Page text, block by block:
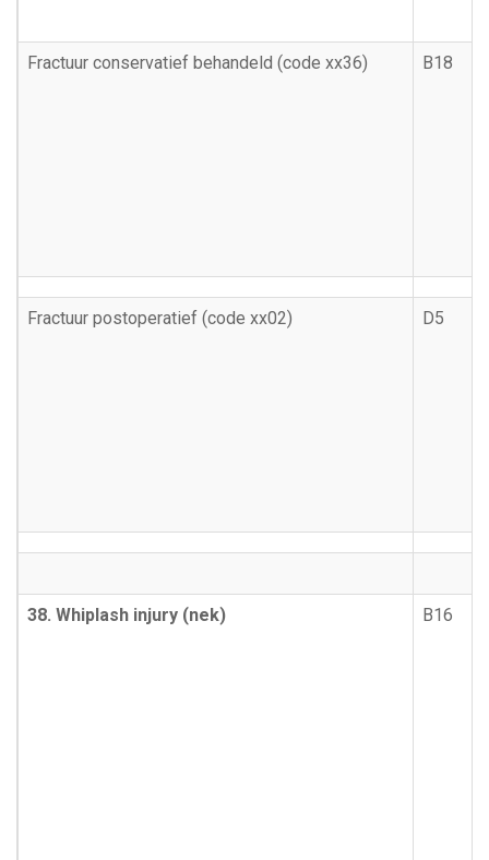
Fractuur conservatief behandeld (code xx36) B18
Fractuur postoperatief (code xx02) D5
38. Whiplash injury (nek) B16